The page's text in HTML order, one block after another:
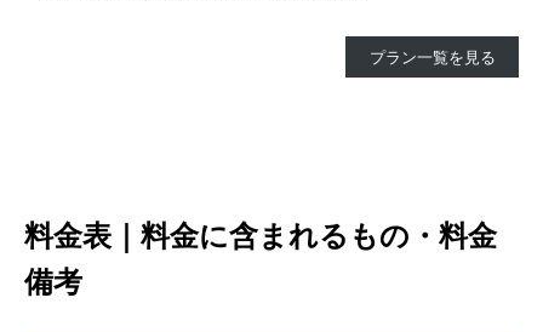
プラン一覧を見る
料金表｜料金に含まれるもの・料金
備考